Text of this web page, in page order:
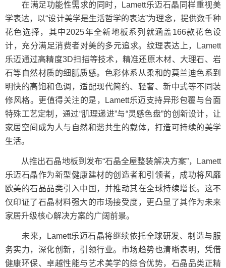
在满足功能性需求的同时，Lamett乐迈石晶同样重视美
学表达，以“设计美学是生活哲学的表达”为理念，提供数千种
花色选择，其中2025年全新地板系列就涵盖166款花色设
计，充分满足消费者对美的多元追求。纹理表达上，Lamett
乐迈通过高精度3D扫描等技术，精准还原木材、大理石、岩
石等自然材质的细腻质感。色彩体系从柔和的莫兰迪色系到
明快的高饱和色调，适配现代简约、轻奢、新中式等不同装
修风格。更值得关注的是，Lamett乐迈支持异形包覆与台面
特殊工艺定制，通过“肌理递进”与“灵感色盘”的创新设计，让
家居空间成为人与自然和谐共生的载体，打造可持续的美学
生活。
从推出石晶地板到发布“石晶全屋整装解决方案”，Lamett
乐迈石晶作为新型健康建材的创造者和引领者，成功将风靡
欧美的石晶品类引入中国，并推动其在全球持续增长。这不
仅印证了石晶材料强大的市场接受度，更凸显了其作为未来
家居升级核心解决方案的广阔前景。
未来，Lamett乐迈石晶将继续依托全球研发、制造与服
务实力，深化创新，引领行业。市场趋势也清晰表明，凭借
健康环保、卓越性能与艺术美学的综合优势，石晶品类正精